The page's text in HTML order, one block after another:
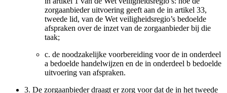
zorgaanbieder uitvoering geeft aan de in artikel 33,
tweede lid, van de Wet veiligheidsregio’s bedoelde
afspraken over de inzet van de zorgaanbieder bij die
taak;
c. de noodzakelijke voorbereiding voor de in onderdeel
a bedoelde handelwijzen en de in onderdeel b bedoelde
uitvoering van afspraken.
3. De zorgaanbieder draagt er zorg voor dat de in het tweede